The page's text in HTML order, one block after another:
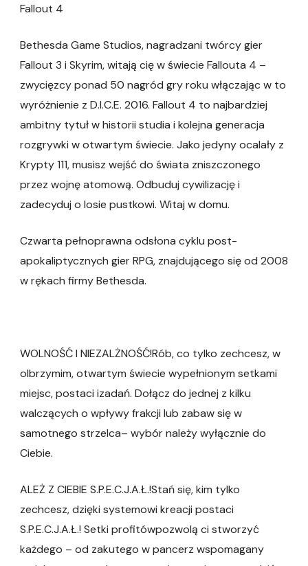
Fallout 4
Bethesda Game Studios, nagradzani twórcy gier
Fallout 3 i Skyrim, witają cię w świecie Fallouta 4 –
zwycięzcy ponad 50 nagród gry roku włączając w to
wyróżnienie z D.I.C.E. 2016. Fallout 4 to najbardziej
ambitny tytuł w historii studia i kolejna generacja
rozgrywki w otwartym świecie. Jako jedyny ocalały z
Krypty 111, musisz wejść do świata zniszczonego
przez wojnę atomową. Odbuduj cywilizację i
zadecyduj o losie pustkowi. Witaj w domu.
Czwarta pełnoprawna odsłona cyklu post-
apokaliptycznych gier RPG, znajdującego się od 2008
w rękach firmy Bethesda.
WOLNOŚĆ I NIEZALŻNOŚĆ!Rób, co tylko zechcesz, w
olbrzymim, otwartym świecie wypełnionym setkami
miejsc, postaci izadań. Dołącz do jednej z kilku
walczących o wpływy frakcji lub zabaw się w
samotnego strzelca– wybór należy wyłącznie do
Ciebie.
ALEŻ Z CIEBIE S.P.E.C.J.A.Ł.!Stań się, kim tylko
zechcesz, dzięki systemowi kreacji postaci
S.P.E.C.J.A.Ł.! Setki profitówpozwolą ci stworzyć
każdego – od zakutego w pancerz wspomagany